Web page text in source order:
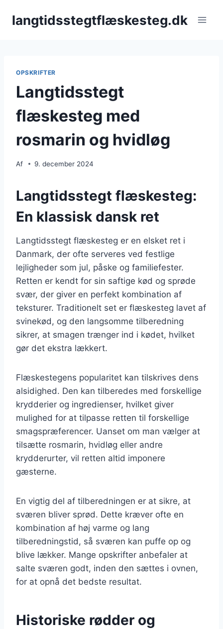
langtidsstegtflæskesteg.dk
OPSKRIFTER
Langtidsstegt
flæskesteg med
rosmarin og hvidløg
Af 9. december 2024
Langtidsstegt flæskesteg:
En klassisk dansk ret
Langtidsstegt flæskesteg er en elsket ret i
Danmark, der ofte serveres ved festlige
lejligheder som jul, påske og familiefester.
Retten er kendt for sin saftige kød og sprøde
svær, der giver en perfekt kombination af
teksturer. Traditionelt set er flæskesteg lavet af
svinekød, og den langsomme tilberedning
sikrer, at smagen trænger ind i kødet, hvilket
gør det ekstra lækkert.
Flæskestegens popularitet kan tilskrives dens
alsidighed. Den kan tilberedes med forskellige
krydderier og ingredienser, hvilket giver
mulighed for at tilpasse retten til forskellige
smagspræferencer. Uanset om man vælger at
tilsætte rosmarin, hvidløg eller andre
krydderurter, vil retten altid imponere
gæsterne.
En vigtig del af tilberedningen er at sikre, at
sværen bliver sprød. Dette kræver ofte en
kombination af høj varme og lang
tilberedningstid, så sværen kan puffe op og
blive lækker. Mange opskrifter anbefaler at
salte sværen godt, inden den sættes i ovnen,
for at opnå det bedste resultat.
Historiske rødder og